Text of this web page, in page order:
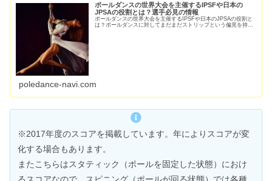
ポールダンスの世界大会を主催するIPSFや日本の
JPSAの役割とは？選手必見の情報
ポールダンスの世界大会を主催するIPSFや日本のJPSAの役割と
は？ポールダンスに対してまだまだストリップという偏見を持...
poledance-navi.com
※2017年度のスコアを掲載しています。年によりスコアが変
化する場合もあります。
またこちらはスタティック（ポールを固定した状態）におけ